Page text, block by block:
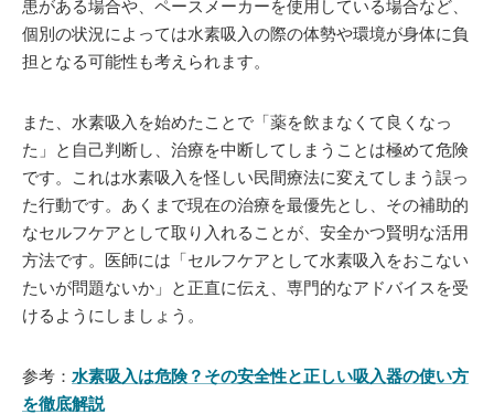
患がある場合や、ペースメーカーを使用している場合など、
個別の状況によっては水素吸入の際の体勢や環境が身体に負
担となる可能性も考えられます。
また、水素吸入を始めたことで「薬を飲まなくて良くなっ
た」と自己判断し、治療を中断してしまうことは極めて危険
です。これは水素吸入を怪しい民間療法に変えてしまう誤っ
た行動です。あくまで現在の治療を最優先とし、その補助的
なセルフケアとして取り入れることが、安全かつ賢明な活用
方法です。医師には「セルフケアとして水素吸入をおこない
たいが問題ないか」と正直に伝え、専門的なアドバイスを受
けるようにしましょう。
参考： 水素吸入は危険？その安全性と正しい吸入器の使い方
を徹底解説